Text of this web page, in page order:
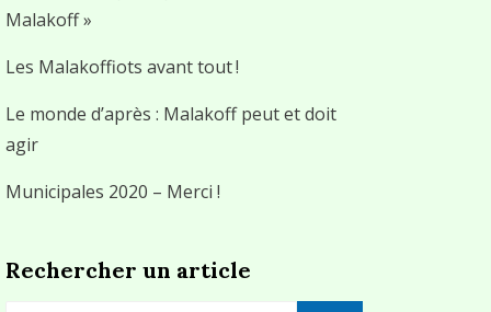
Malakoff »
Les Malakoffiots avant tout !
Le monde d’après : Malakoff peut et doit
agir
Municipales 2020 – Merci !
Rechercher un article